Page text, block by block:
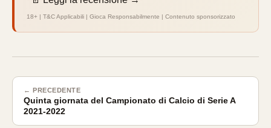
18+ | T&C Applicabili | Gioca Responsabilmente | Contenuto sponsorizzato
← PRECEDENTE
Quinta giornata del Campionato di Calcio di Serie A
2021-2022